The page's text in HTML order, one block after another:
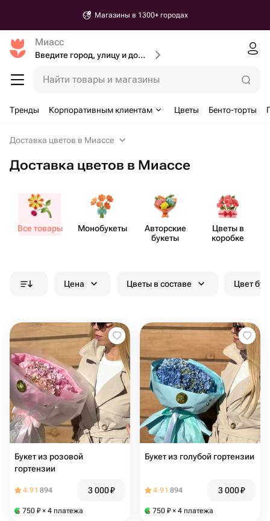
Магазины в 1300+ городах
Миасс
Введите город, улицу и дом доставки
Найти товары и магазины
Тренды Корпоративным клиентам Цветы Бенто-торты
Доставка цветов в Миассе
Доставка цветов в Миассе
Все товары Моно​букеты
Авторские
букеты
Цветы в
коробке
Цена Цветы в составе Цвет
Букет из розовой
гортензии
4.91 894 3 000₽
750 ₽ × 4 платежа
Букет из голубой гортензии
4.91 894 3 000₽
750 ₽ × 4 платежа